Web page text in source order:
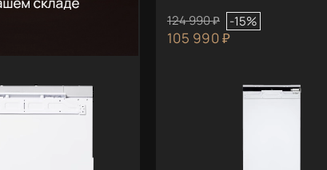
124 990 ₽ -15%
105 990 ₽